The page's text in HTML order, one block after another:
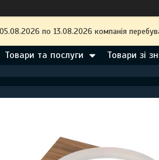
по 13.08.2026 компанія
Товари та послуги Товари зі